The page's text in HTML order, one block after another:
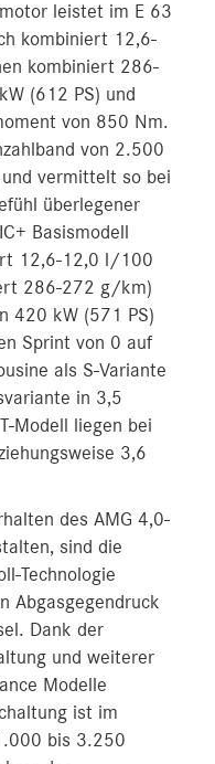
leistet im E 63
kombiniert 12,6-
kombiniert 286-
(612 PS) und
von 850 Nm.
von 2.500
vermittelt so bei
überlegener
Basismodell
12,6-12,0 l/100
286-272 g/km)
420 kW (571 PS)
Sprint von 0 auf
als S-Variante
in 3,5
Modell liegen bei
3,6
des AMG 4,0-
sind die
Technologie
Abgasgegendruck
Dank der
und weiterer
Modelle
ist im
bis 3.250